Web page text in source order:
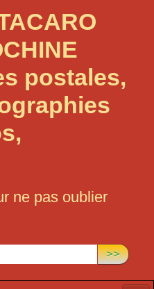
postales,
ne pas oublier
>>